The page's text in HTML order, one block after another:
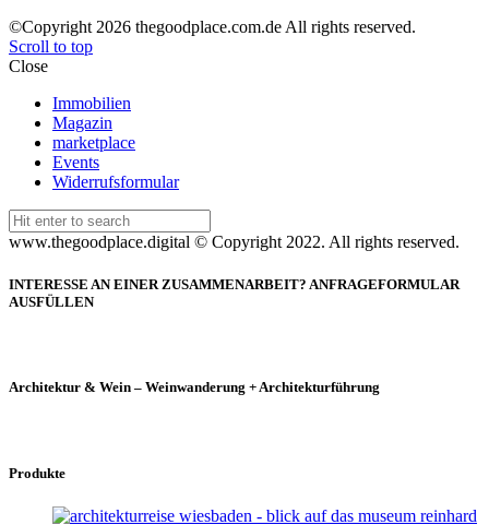
©Copyright 2026 thegoodplace.com.de All rights reserved.
Scroll to top
Close
Immobilien
Magazin
marketplace
Events
Widerrufsformular
Search
for:
www.thegoodplace.digital © Copyright 2022. All rights reserved.
INTERESSE AN EINER ZUSAMMENARBEIT? ANFRAGEFORMULAR
AUSFÜLLEN
Architektur & Wein – Weinwanderung + Architekturführung
Produkte